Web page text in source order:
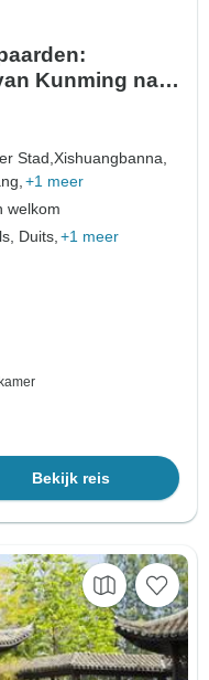
Kunming naar
Stad,Xishuangbanna,
+1 meer
welkom
Duits, +1 meer
Bekijk reis